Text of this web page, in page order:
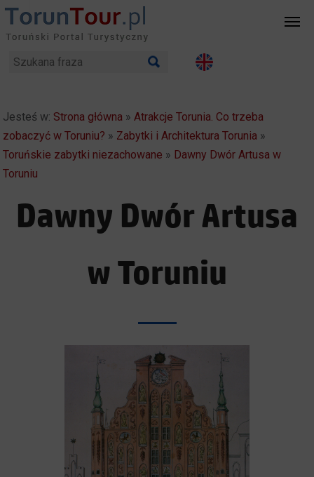
Jesteś w: Strona główna »Atrakcje Torunia. Co trzeba
zobaczyć w Toruniu? » Zabytki i Architektura Torunia »
Toruńskie zabytki niezachowane » Dawny Dwór Artusa w
Toruniu
Dawny Dwór Artusa
w Toruniu